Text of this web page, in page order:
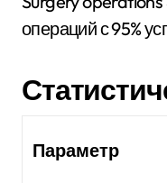
операций с 95%
Параметр